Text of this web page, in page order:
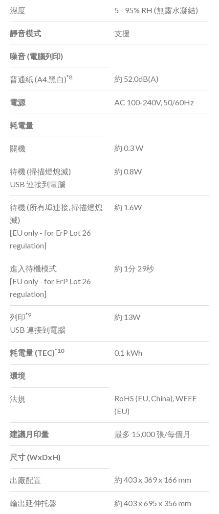
濕度 5 - 95% RH (無露水凝結)
靜音模式 支援
噪音 (電腦列印)
普通紙 (A4,黑白)*8 約 52.0dB(A)
電源 AC 100-240V, 50/60Hz
耗電量
關機 約 0.3 W
待機 (掃描燈熄滅)
USB 連接到電腦
約 0.8W
待機 (所有埠連接, 掃描燈熄
滅)
[EU only - for ErP Lot 26
regulation]
約 1.6W
進入待機模式
[EU only - for ErP Lot 26
regulation]
約 1分 29秒
列印*9
USB 連接到電腦
約 13W
耗電量 (TEC)*10 0.1 kWh
環境
法規
RoHS (EU, China), WEEE
(EU)
建議月印量 最多 15,000 張/每個月
尺寸 (WxDxH)
出廠配置 約 403 x 369 x 166 mm
輸出延伸托盤 約 403 x 695 x 356 mm